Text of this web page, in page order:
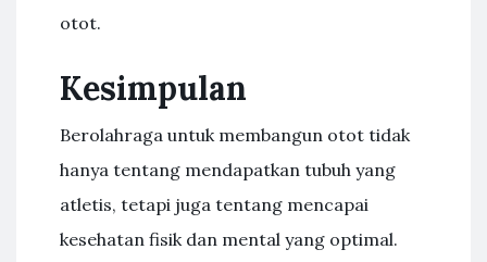
otot.
Kesimpulan
Berolahraga untuk membangun otot tidak
hanya tentang mendapatkan tubuh yang
atletis, tetapi juga tentang mencapai
kesehatan fisik dan mental yang optimal.